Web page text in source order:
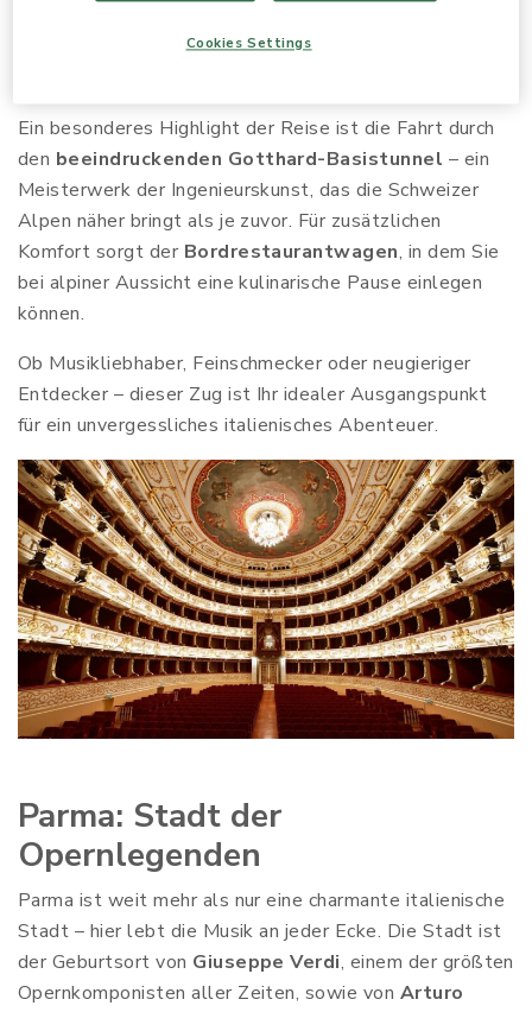
Arth-Goldau, Bellinzona, Lugano, Chiasso, Como,
Ein besonderes Highlight der Reise ist die Fahrt durch
den beeindruckenden Gotthard-Basistunnel – ein
Meisterwerk der Ingenieurskunst, das die Schweizer
Alpen näher bringt als je zuvor. Für zusätzlichen
Komfort sorgt der Bordrestaurantwagen, in dem Sie
bei alpiner Aussicht eine kulinarische Pause einlegen
können.
Ob Musikliebhaber, Feinschmecker oder neugieriger
Entdecker – dieser Zug ist Ihr idealer Ausgangspunkt
für ein unvergessliches italienisches Abenteuer.
Parma: Stadt der
Opernlegenden
Parma ist weit mehr als nur eine charmante italienische
Stadt – hier lebt die Musik an jeder Ecke. Die Stadt ist
der Geburtsort von Giuseppe Verdi, einem der größten
Opernkomponisten aller Zeiten, sowie von Arturo
Cookies Settings